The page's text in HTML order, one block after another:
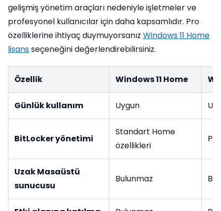
gelişmiş yönetim araçları nedeniyle işletmeler ve
profesyonel kullanıcılar için daha kapsamlıdır. Pro
özelliklerine ihtiyaç duymuyorsanız Windows 11 Home
lisansseçeneğini değerlendirebilirsiniz.
Özellik Windows 11 Home
Günlük kullanım Uygun
BitLocker yönetimi
Standart Home
özellikleri
Uzak Masaüstü
sunucusu
Bulunmaz